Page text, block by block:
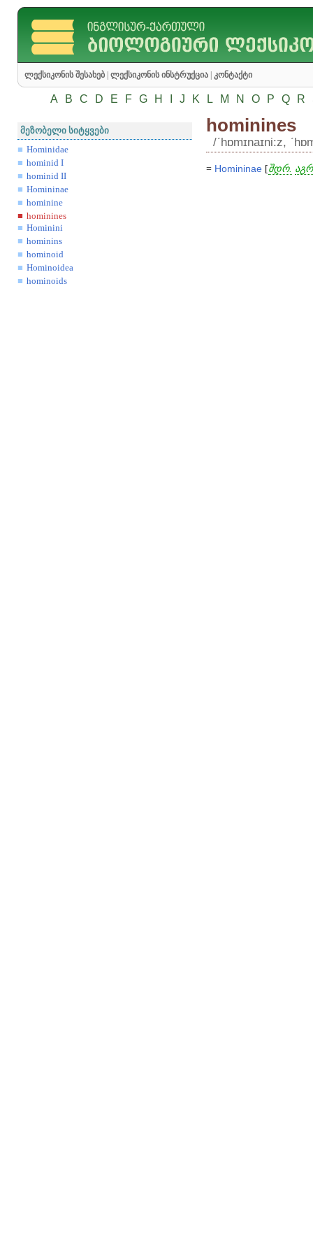
ლექსიკონის შესახებ ლექსიკონის ინსტრუქცია კონტაქტი
A B C D E F G H J K L M N O P Q R
მეზობელი სიტყვები
Hominidae
hominid I
hominid II
Homininae
hominine
hominines
Hominini
hominins
hominoid
Hominoidea
hominoids
hominines
/ʹhɒmɪnaɪni:z,
= Homininae [შდრ.